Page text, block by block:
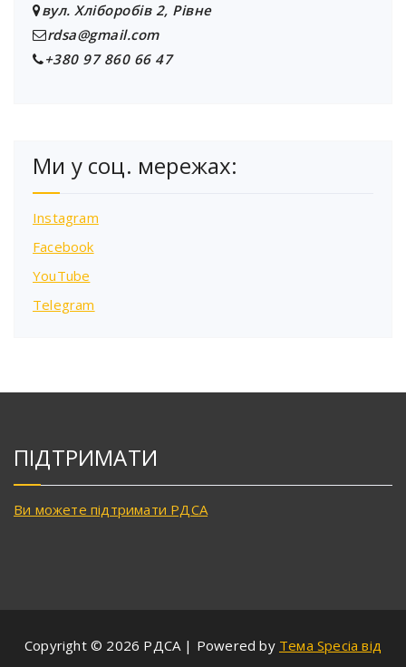
вул. Хліборобів 2, Рівне
rdsa@gmail.com
+380 97 860 66 47
Ми у соц. мережах:
Instagram
Facebook
YouTube
Telegram
ПІДТРИМАТИ
Ви можете підтримати РДСА
Copyright © 2026 РДСА | Powered by Тема Specia від